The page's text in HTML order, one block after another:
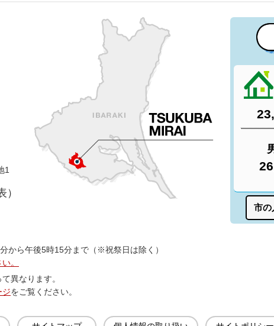
1
）
から午後5時15分まで（※祝祭日は除く）
。
異なります。
ジをご覧ください。